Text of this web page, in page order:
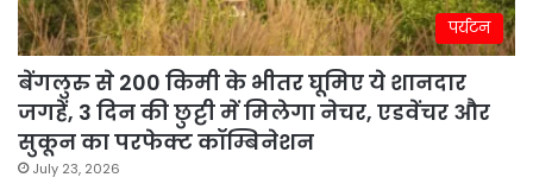
पर्यटन
बेंगलुरु से 200 किमी के भीतर घूमिए ये शानदार
जगहें, 3 दिन की छुट्टी में मिलेगा नेचर, एडवेंचर और
सुकून का परफेक्ट कॉम्बिनेशन
July 23, 2026